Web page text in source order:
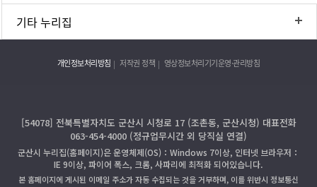
기타 누리집
개인정보처리방침 저작권 정책 영상정보처리기기운영·관리방침
[54078] 전북특별자치도 군산시 시청로 17 (조촌동, 군산시청) 대표전화
063-454-4000 (정규업무시간 외 당직실 연결)
군산시 누리집(홈페이지)은 운영체제(OS)：Windows 7이상, 인터넷 브라우저：
IE 9이상, 파이어 폭스, 크롬, 사파리에 최적화 되어있습니다.
본 홈페이지에 게시된 이메일 주소가 자동 수집되는 것을 거부하며, 이를 위반시 정보통신